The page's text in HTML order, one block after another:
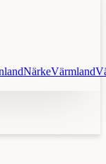
NärkeVärmland